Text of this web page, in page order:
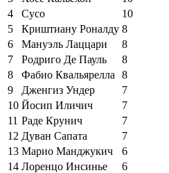
4
Сусо
10
5
Криштиану Роналду 8
6
Мануэль Лаццари
8
7
Родриго Де Пауль
8
8
Фабио Квальярелла
8
9
Дженгиз Ундер
7
10 Йосип Иличич
7
11 Раде Крунич
7
12 Дуван Сапата
7
13 Марио Манджукич
6
14 Лоренцо Инсинье
6